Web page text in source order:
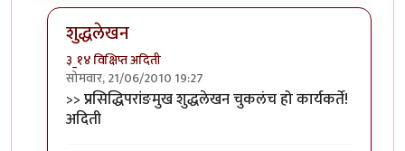
शुद्धलेखन
३_१४ विक्षिप्त अदिती
सोमवार, 21/06/2010 19:27
In reply toफालतु.byबिपिन कार्यकर्ते
>> प्रसिद्धिपरांङमुख शुद्धलेखन चुकलंच हो कार्यकर्ते!
अदिती